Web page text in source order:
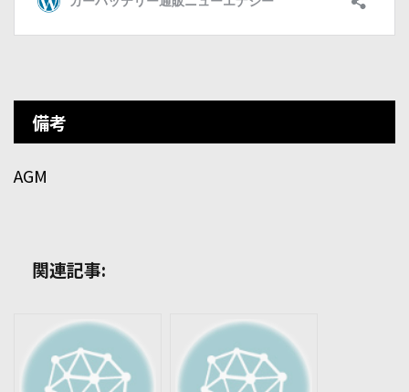
備考
AGM
関連記事: